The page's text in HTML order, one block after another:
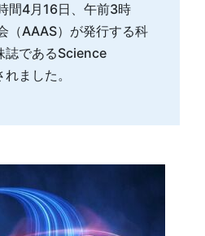
間4月16日、午前3時
（AAAS）が発行する科
誌であるScience
ました。